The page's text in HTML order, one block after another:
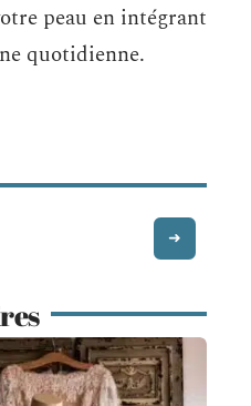
peau en intégrant
quotidienne.